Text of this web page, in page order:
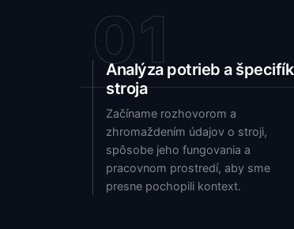
01
Analýza potrieb a špecifík
stroja
Začíname rozhovorom a
zhromaždením údajov o stroji,
spôsobe jeho fungovania a
pracovnom prostredí, aby sme
presne pochopili kontext.